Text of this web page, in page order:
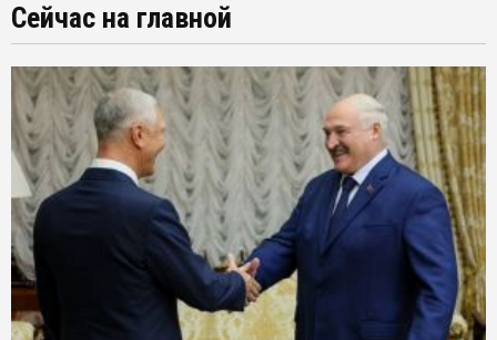
Сейчас на главной